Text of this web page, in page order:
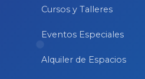
Cursos y Talleres
Eventos Especiales
Alquiler de Espacios